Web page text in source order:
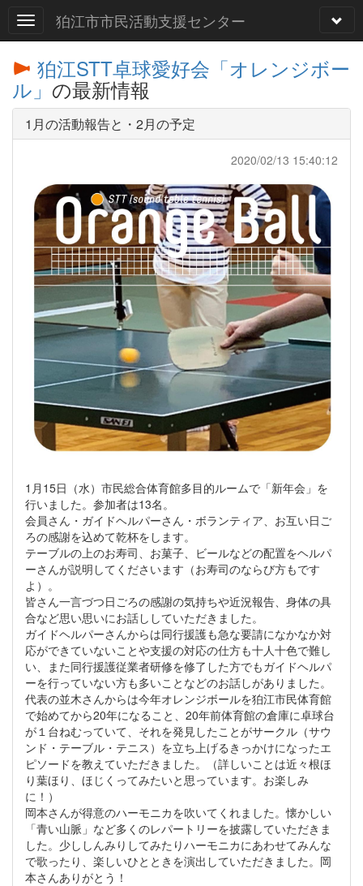
狛江市市民活動支援センター
狛江STT卓球愛好会「オレンジボー
ル」 の最新情報
1月の活動報告と・2月の予定
2020/02/13 15:40:12
1月15日（水）市民総合体育館多目的ルームで「新年会」を
行いました。参加者は13名。
会員さん・ガイドヘルパーさん・ボランティア、お互い日ご
ろの感謝を込めて乾杯をします。
テーブルの上のお寿司、お菓子、ビールなどの配置をヘルパ
ーさんが説明してくださいます（お寿司のならび方もです
よ）。
皆さん一言づつ日ごろの感謝の気持ちや近況報告、身体の具
合など思い思いにお話ししていただきました。
ガイドヘルパーさんからは同行援護も急な要請になかなか対
応ができていないことや支援の対応の仕方も十人十色で難し
い、また同行援護従業者研修を修了した方でもガイドヘルパ
ーを行っていない方も多いことなどのお話しがありました。
代表の並木さんからは今年オレンジボールを狛江市民体育館
で始めてから20年になること、20年前体育館の倉庫に卓球台
が１台ねむっていて、それを発見したことがサークル（サウ
ンド・テーブル・テニス）を立ち上げるきっかけになったエ
ピソードを教えていただきました。（詳しいことは近々根ほ
り葉ほり、ほじくってみたいと思っています。お楽しみ
に！）
岡本さんが得意のハーモニカを吹いてくれました。懐かしい
「青い山脈」など多くのレパートリーを披露していただきま
した。少ししんみりしてみたりハーモニカにあわせてみんな
で歌ったり、楽しいひとときを演出していただきました。岡
本さんありがとう！